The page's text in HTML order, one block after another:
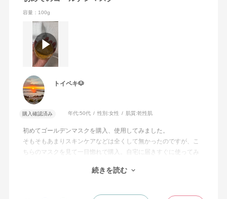
容量：100g
トイペキ🐶
購入確認済み 年代:50代 性別:女性 肌質:乾性肌
初めてゴールデンマスクを購入、使用してみました。
そもそもあまりスキンケアなどは全くして無かったのですが、こ
ちらのマスクを見て一目惚れで購入。自宅に届きすぐに使ってみ
が、翌朝お肌がモチモチ、ツルツルに！
これからの冬の乾燥にとても良いです。
続きを読む